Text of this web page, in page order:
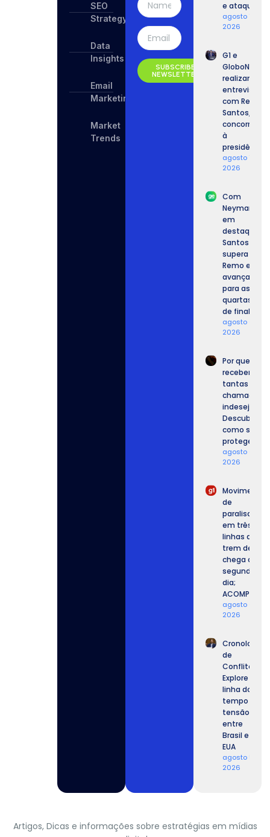
SEO
Strategy
Data
Insights
Email
Marketing
Market
Trends
SUBSCRIBE
NEWSLETTER
e ataques.
agosto 7,
2026
G1 e
GloboNews
realizam
entrevista
com Renan
Santos,
concorrente
à
presidência.
agosto 7,
2026
Com
Neymar
em
destaque,
Santos
supera o
Remo e
avança
para as
quartas
de final.
agosto 6,
2026
Por que
recebemos
tantas
chamadas
Descubra
como se
proteger.
agosto 6,
2026
Movimento
de
paralisação
em três
linhas de
trem de SP
chega ao
segundo
dia;
ACOMPANHE.
agosto 6,
2026
Cronologia
de
Conflitos:
Explore a
linha do
tempo da
tensão
entre
Brasil e
EUA
agosto 5,
2026
Artigos, Dicas e informações sobre estratégias em mídias